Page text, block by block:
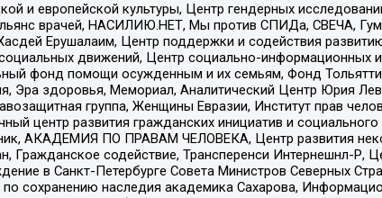
и европейской культуры, Центр гендерных
врачей, НАСИЛИЮ.НЕТ, Мы против СПИДа, СВЕЧА,
Ерушалаим, Центр поддержки и содействия
движений, Центр социально-информационных
фонд помощи осужденным и их семьям, Фонд
Эра здоровья, Мемориал, Аналитический Центр Юрия
группа, Женщины Евразии, Институт прав
центр развития гражданских инициатив и социального
АКАДЕМИЯ ПО ПРАВАМ ЧЕЛОВЕКА, Центр развития
Гражданское содействие, Трансперенси Интернешнл-Р,
в Санкт-Петербурге Совета Министров Северных
сохранению наследия академика Сахарова,